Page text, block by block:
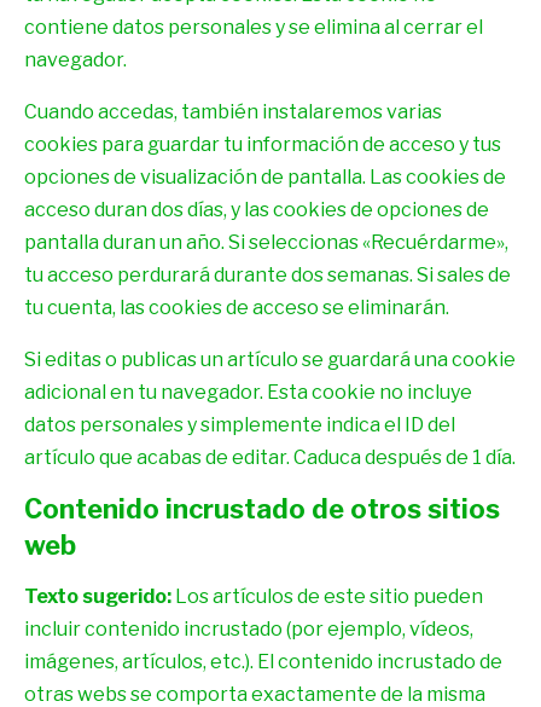
contiene datos personales y se elimina al cerrar el
navegador.
Cuando accedas, también instalaremos varias
cookies para guardar tu información de acceso y tus
opciones de visualización de pantalla. Las cookies de
acceso duran dos días, y las cookies de opciones de
pantalla duran un año. Si seleccionas «Recuérdarme»,
tu acceso perdurará durante dos semanas. Si sales de
tu cuenta, las cookies de acceso se eliminarán.
Si editas o publicas un artículo se guardará una cookie
adicional en tu navegador. Esta cookie no incluye
datos personales y simplemente indica el ID del
artículo que acabas de editar. Caduca después de 1 día.
Contenido incrustado de otros sitios
web
Texto sugerido: Los artículos de este sitio pueden
incluir contenido incrustado (por ejemplo, vídeos,
imágenes, artículos, etc.). El contenido incrustado de
otras webs se comporta exactamente de la misma